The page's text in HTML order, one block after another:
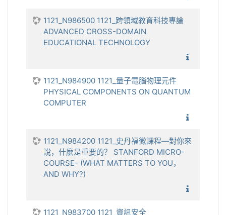
1121_N986500 1121_跨領域教育科技專論
ADVANCED CROSS-DOMAIN
EDUCATIONAL TECHNOLOGY
1121_N984900 1121_量子電腦物理元件
PHYSICAL COMPONENTS ON QUANTUM
COMPUTER
1121_N984200 1121_史丹福微課程—對你來
說，什麼是重要的？ STANFORD MICRO-
COURSE- (WHAT MATTERS TO YOU，
AND WHY?)
1121_N983700 1121_資訊安全